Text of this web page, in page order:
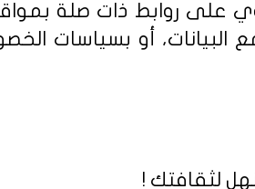
على روابط ذات صلة
البيانات، أو بسياسات